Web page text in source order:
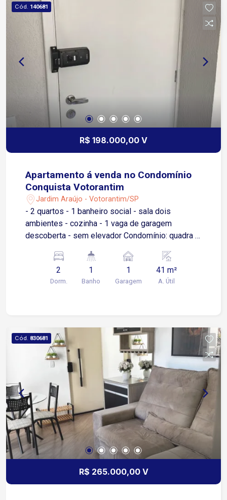
Cód. 140681
R$ 198.000,00 V
Apartamento á venda no Condomínio
Conquista Votorantim
Jardim Araújo - Votorantim/SP
- 2 quartos - 1 banheiro social - sala dois
ambientes - cozinha - 1 vaga de garagem
descoberta - sem elevador Condomínio: quadra 3
2
Dorm.
1
Banho
1
Garagem
41 m²
A. Útil
Cód. 830681
R$ 265.000,00 V